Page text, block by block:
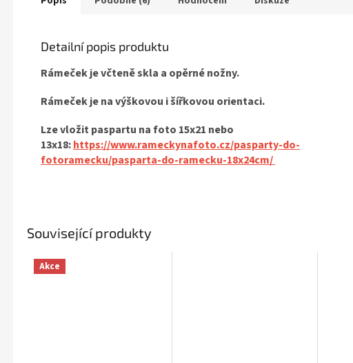
Související produkty
Akce
Detailní popis produktu
Rámeček je včteně skla a opěrné nožny.
Rámeček je na výškovou i šířkovou orientaci.
Lze vložit paspartu na foto 15x21 nebo
13x18:https://www.rameckynafoto.cz/pasparty-do-
fotoramecku/pasparta-do-ramecku-18x24cm/